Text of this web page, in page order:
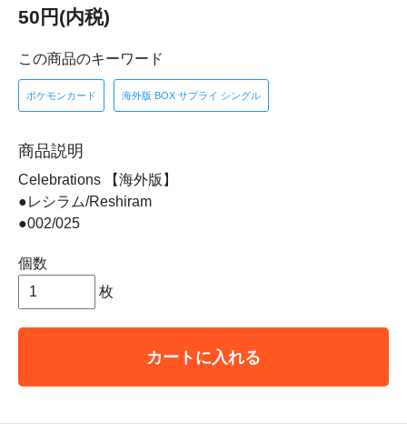
50円(内税)
この商品のキーワード
ポケモンカード 海外版 BOX サプライ シングル
商品説明
Celebrations 【海外版】
●レシラム/Reshiram
●002/025
個数
枚
カートに入れる